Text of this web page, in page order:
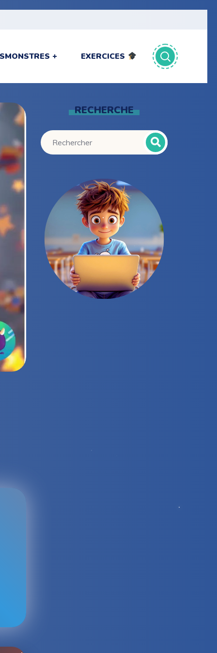
EXERCICES
RECHERCHE